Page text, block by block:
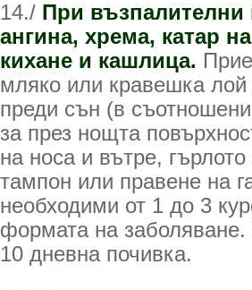
14./ При възпалителни
ангина, хрема, катар
кихане и кашлица.
мляко или кравешка
преди сън (в
за през нощта
на носа и вътре,
тампон или правене на
необходими от 1 до 3
формата на
10 дневна почивка.